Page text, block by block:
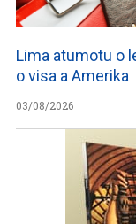
Lima atumotu o
o visa a Amerika
03/08/2026